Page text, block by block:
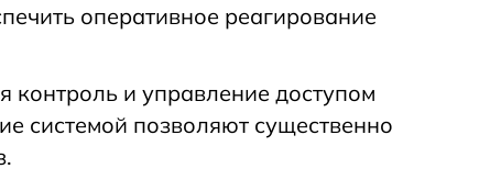
оперативное реагирование
контроль и управление доступом
системой позволяют существенно